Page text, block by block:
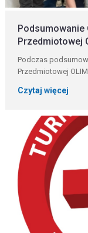
Podsumowanie
Przedmiotowej
Podczas
Przedmiotowej
Czytaj więcej